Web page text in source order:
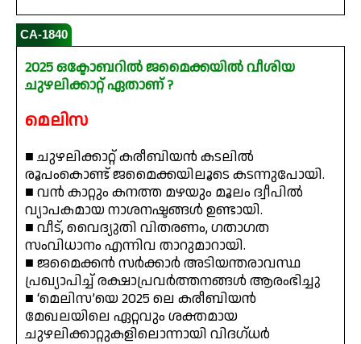
CA-1840
2025 ഒക്ടോബറിൽ ജമൈക്കയിൽ വീശിയ
ചുഴലിക്കാറ്റ് ഏതാണ് ?
മെലിസ
■ ചുഴലിക്കാറ്റ് കരീബിയൻ കടലിൽ
രൂപംകൊണ്ട് ജമൈക്കയിലൂടെ കടന്നുപോയി.
■ വൻ കാറ്റും കനത്ത മഴയും മൂലം ദ്വീപിൽ
വ്യാപകമായ നാശനഷ്ടങ്ങൾ ഉണ്ടായി.
■ വീട്, വൈദ്യുതി വിതരണം, ഗതാഗത
സംവിധാനം എന്നിവ താറുമാറായി.
■ ജമൈക്കൻ സർക്കാർ അടിയന്തരാവസ്ഥ
പ്രഖ്യാപിച്ച് രക്ഷാപ്രവർത്തനങ്ങൾ ആരംഭിച്ചു
■ ‘മെലിസ’യെ 2025 ലെ കരീബിയൻ
മേഖലയിലെ ഏറ്റവും ശക്തമായ
ചുഴലിക്കാറ്റുകളിലൊന്നായി വിദഗ്ധർ